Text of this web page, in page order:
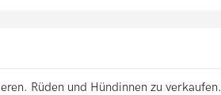
Rüden und Hündinnen zu verkaufen.